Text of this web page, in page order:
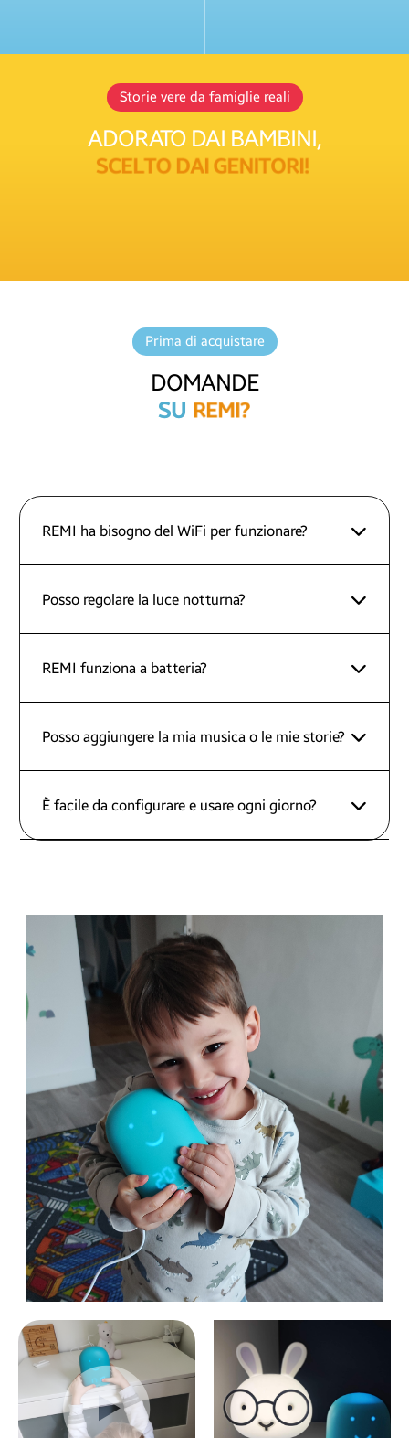
Storie vere da famiglie reali
ADORATO DAI BAMBINI,
SCELTO DAIGENITORI
Prima di acquistare
DOMANDE
SU REMI?
REMI ha bisogno del WiFi per funzionare?
Posso regolare la luce notturna?
REMI funziona a batteria?
Posso aggiungere la mia musica o le mie storie?
È facile da configurare e usare ogni giorno?